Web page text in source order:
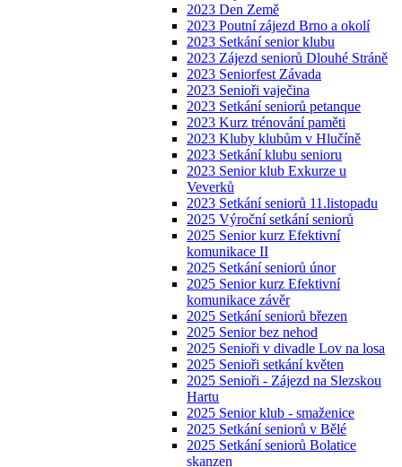
2023 Den Země
2023 Poutní zájezd Brno a okolí
2023 Setkání senior klubu
2023 Zájezd seniorů Dlouhé Stráně
2023 Seniorfest Závada
2023 Senioři vaječina
2023 Setkání seniorů petanque
2023 Kurz trénování paměti
2023 Kluby klubům v Hlučíně
2023 Setkání klubu senioru
2023 Senior klub Exkurze u
Veverků
2023 Setkání seniorů 11.listopadu
2025 Výroční setkání seniorů
2025 Senior kurz Efektivní
komunikace II
2025 Setkání seniorů únor
2025 Senior kurz Efektivní
komunikace závěr
2025 Setkání seniorů březen
2025 Senior bez nehod
2025 Senioři v divadle Lov na losa
2025 Senioři setkání květen
2025 Senioři - Zájezd na Slezskou
Hartu
2025 Senior klub - smaženice
2025 Setkání seniorů v Bělé
2025 Setkání seniorů Bolatice
skanzen